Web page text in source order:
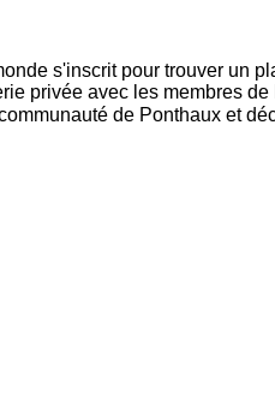
s'inscrit pour trouver un
privée avec les membres
de Ponthaux et